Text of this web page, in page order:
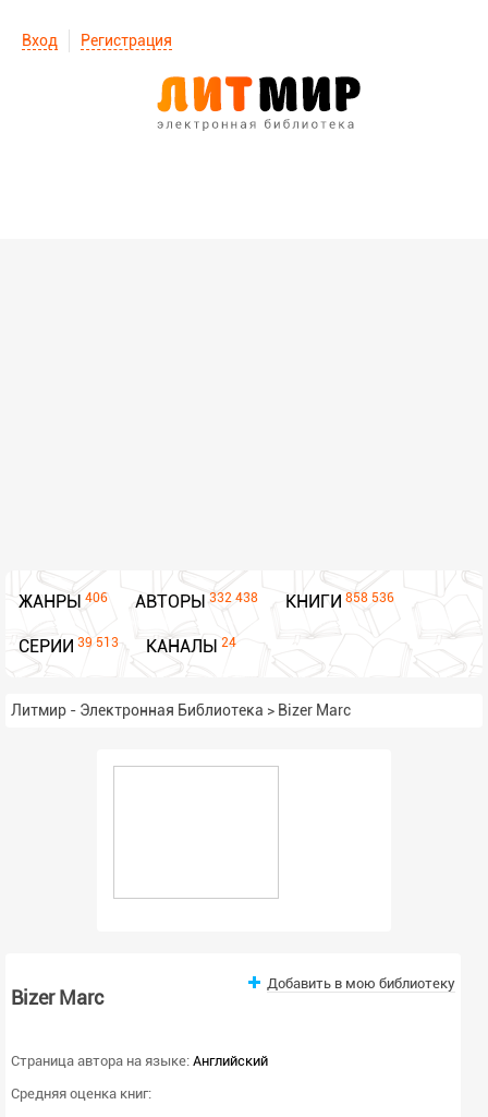
Вход Регистрация
ЖАНРЫ 406 АВТОРЫ 332 438 КНИГИ 858 536
СЕРИИ 39 513 КАНАЛЫ 24
Литмир - Электронная Библиотека > Bizer Marc
Bizer Marc
Добавить в мою библиотеку
Страница автора на языке: Английский
Средняя оценка книг: